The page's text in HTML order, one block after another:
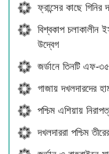
ফ্রান্সের কাছে
বিশ্বকাপ চলাকালীন
উদ্বেগ
জর্ডানে তিনটি এফ-
গাজায় দখলদারদের
পশ্চিম এশিয়ায়
দখলদাররা পশ্চিম